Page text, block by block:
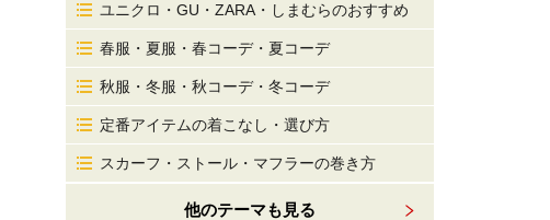
ユニクロ・GU・ZARA・しまむらのおすすめ
春服・夏服・春コーデ・夏コーデ
秋服・冬服・秋コーデ・冬コーデ
定番アイテムの着こなし・選び方
スカーフ・ストール・マフラーの巻き方
他のテーマも見る